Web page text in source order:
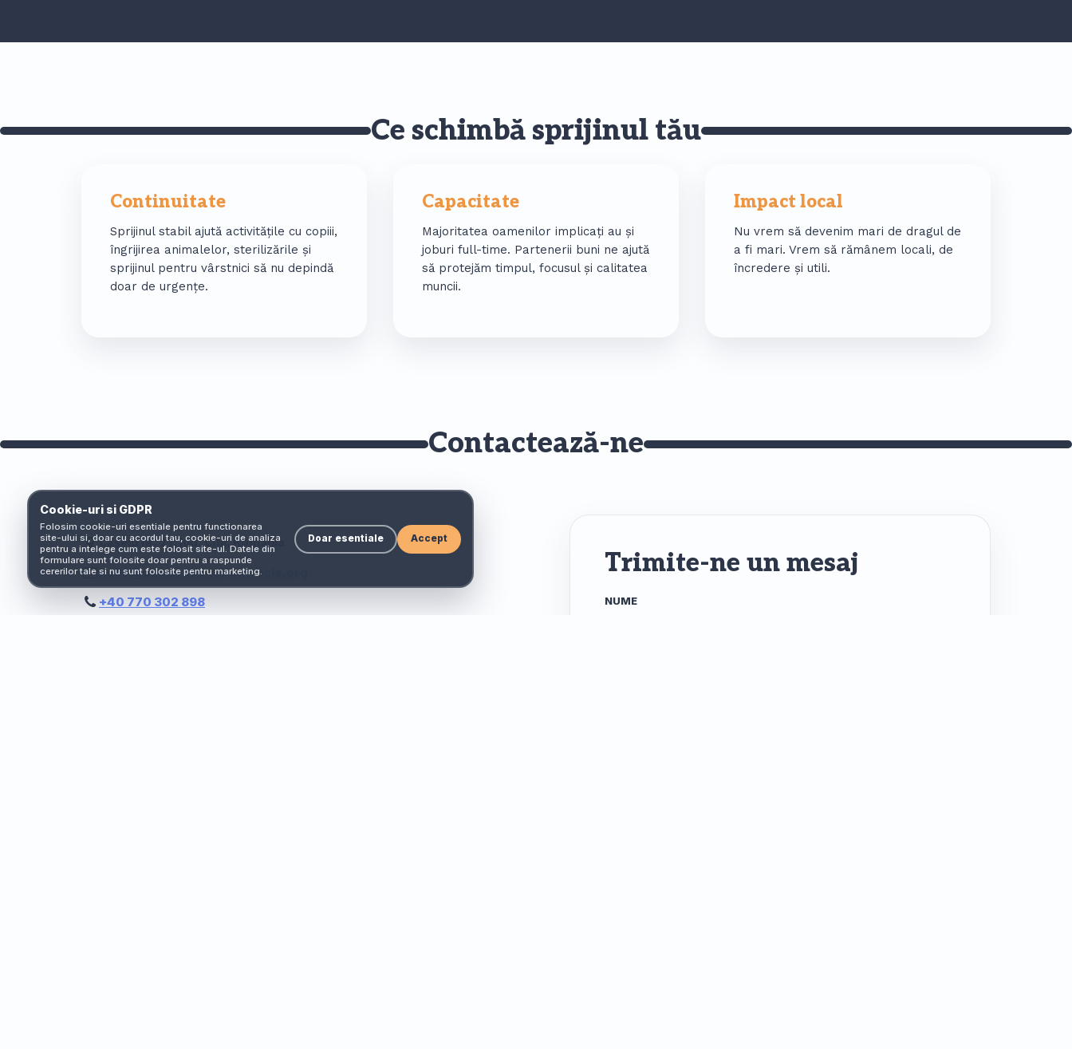
Cookie-uri si GDPR
Folosim cookie-uri esentiale pentru functionarea
site-ului si, doar cu acordul tau, cookie-uri de analiza
pentru a intelege cum este folosit site-ul. Datele din
formulare sunt folosite doar pentru a raspunde
cererilor tale si nu sunt folosite pentru marketing.
Doar esentiale Accept
Ce schimbă sprijinul tău
Continuitate
Sprijinul stabil ajută activitățile cu copiii,
îngrijirea animalelor, sterilizările și
sprijinul pentru vârstnici să nu depindă
doar de urgențe.
Capacitate
Majoritatea oamenilor implicați au și
joburi full-time. Partenerii buni ne ajută
să protejăm timpul, focusul și calitatea
muncii.
Impact local
Nu vrem să devenim mari de dragul de
a fi mari. Vrem să rămânem locali, de
încredere și utili.
Contactează-ne
Cășeiu nr. 27, jud. Cluj, România
hello@dumbrava-lui-patrocle.org
+40 770 302 898
Trimite-ne un mesaj
NUME